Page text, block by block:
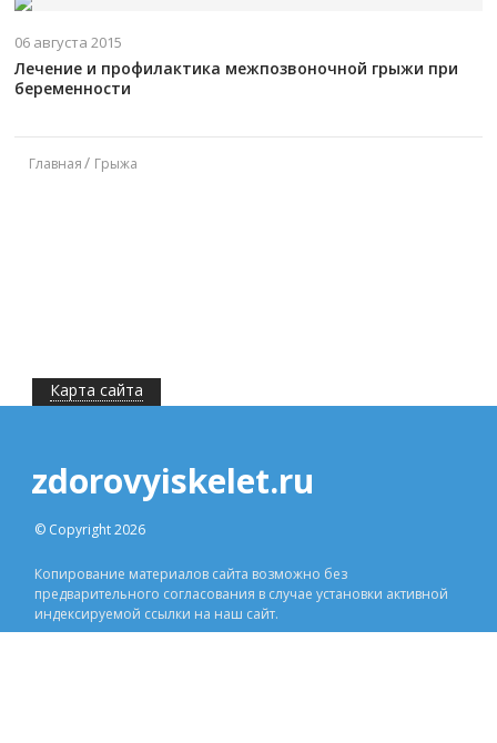
06 августа 2015
Лечение и профилактика межпозвоночной грыжи при
беременности
Главная Грыжа
Карта сайта
zdorovyiskelet.ru
© Copyright 2026
Копирование материалов сайта возможно без
предварительного согласования в случае установки активной
индексируемой ссылки на наш сайт.